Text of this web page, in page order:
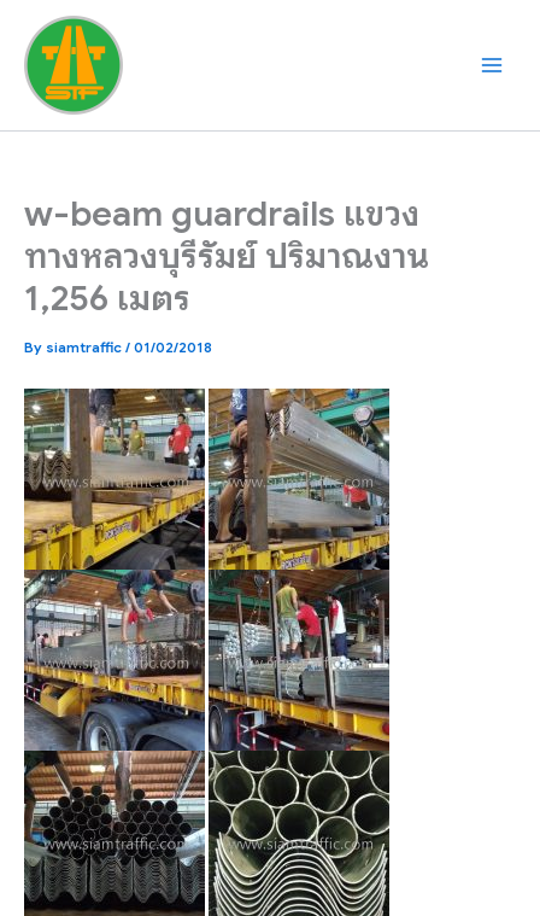
content
w-beam guardrails แขวง
ทางหลวงบุรีรัมย์ ปริมาณงาน
1,256 เมตร
By siamtraffic / 01/02/2018